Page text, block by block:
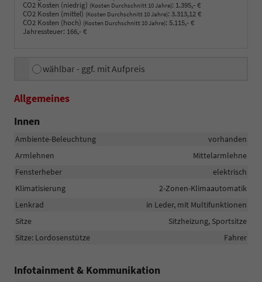
CO2 Kosten (niedrig) (Kosten Durchschnitt 10 Jahre): 1.395,- €
CO2 Kosten (mittel) (Kosten Durchschnitt 10 Jahre): 3.313,12 €
CO2 Kosten (hoch) (Kosten Durchschnitt 10 Jahre): 5.115,- €
Jahressteuer: 166,- €
wählbar - ggf. mit Aufpreis
Allgemeines
Innen
Ambiente-Beleuchtung
vorhanden
Armlehnen
Mittelarmlehne
Fensterheber
elektrisch
Klimatisierung
2-Zonen-Klimaautomatik
Lenkrad
in Leder, mit Multifunktionen
Sitze
Sitzheizung, Sportsitze
Sitze: Lordosenstütze
Fahrer
Infotainment & Kommunikation